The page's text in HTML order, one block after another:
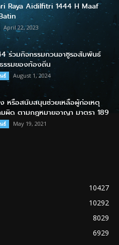
Raya Aidilfitri 1444 H Maaf
April 22, 2023
ร่วมกิจกรรมกวนอาซูรอสัมพันธ์
รมของท้องถิ่น
ธ์ August 1, 2024
หรือสนับสนุนช่วยเหลือผู้ก่อเหตุ
ผิด ตามกฎหมายอาญา มาตรา 189
ธ์ May 19, 2021
10427
10292
8029
6929